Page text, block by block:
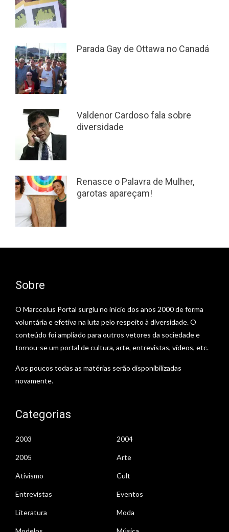
Parada Gay de Ottawa no Canadá
Valdenor Cardoso fala sobre
diversidade
Renasce o Palavra de Mulher,
garotas apareçam!
Sobre
O Marccelus Portal surgiu no início dos anos 2000 de forma
voluntária e efetiva na luta pelo respeito à diversidade. O
conteúdo foi ampliado para outros vetores da sociedade e
tornou-se um portal de cultura, arte, entrevistas, vídeos, etc.
Aos poucos todas as matérias serão disponibilizadas
novamente.
Categorias
2003 2004
2005 Arte
Ativismo Cult
Entrevistas Eventos
Literatura Moda